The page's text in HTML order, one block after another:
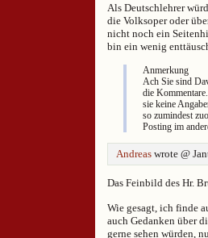
Als Deutschlehrer
die Volksoper oder
nicht noch ein
bin ein wenig
Anmerkung
Ach Sie sind
die
sie keine
so zumindest
Posting im
Andreas wrote @
Das Feinbild des Hr.
Wie gesagt, ich finde
auch Gedanken über
gerne sehen würden,